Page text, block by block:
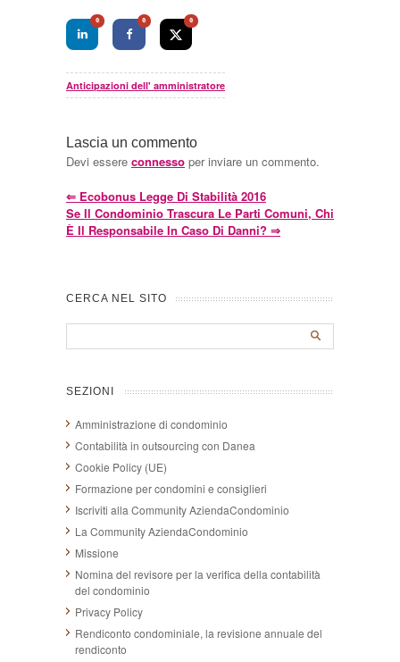
0 0 0
Anticipazioni dell' amministratore
Lascia un commento
Devi essere connesso per inviare un commento.
⇐ Ecobonus Legge Di Stabilità 2016
Se Il Condominio Trascura Le Parti Comuni, Chi
È Il Responsabile In Caso Di Danni? ⇒
CERCA NEL SITO
SEZIONI
Amministrazione di condominio
Contabilità in outsourcing con Danea
Cookie Policy (UE)
Formazione per condomini e consiglieri
Iscriviti alla Community AziendaCondominio
La Community AziendaCondominio
Missione
Nomina del revisore per la verifica della contabilità
del condominio
Privacy Policy
Rendiconto condominiale, la revisione annuale del
rendiconto